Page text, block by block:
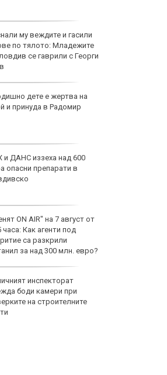
му веждите и гасили
по тялото: Младежите
се гаврили с Георги
дете е жертва на
и принуда в Радомир
и ДАНС иззеха над 600
опасни препарати в
ON AIR" на 7 август от
часа: Как агенти под
са разкрили
за над 300 млн. евро?
инспекторат
боди камери при
на строителните